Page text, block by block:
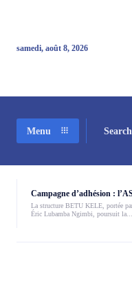
samedi, août 8, 2026
Menu Search
Campagne d’adhésion :
La structure BETU KELE, portée
Éric Lubamba Ngimbi, poursuit la...